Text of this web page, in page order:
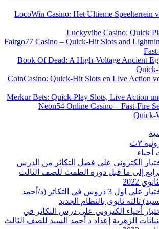
LocoWin Casino: Het Ultieme Speelterrein
Luckyvibe Casino: Quick
Fairgo77 Casino – Quick‑Hit Slots and
Book Of Dead: A High‑Voltage Ancient
CoinCasino: Quick‑Hit Slots en Live Action
Merkur Bets: Quick‑Play Slots, Live Action
Neon54 Online Casino – Fast‑Fire
٣ث
أحياء
الكتروني على فصل التكاثر من الدرس
إلى ما قبل دورة الطمث للصف الثالث
2022
اختبار علي اول 3 دروس في التكاثر (د/أحمد
تالته ثانوى بالنظام الجديد
أحياء الكتروني على درس التكاثر في
الزهرية إعداد د أحمد السيد للصف الثالث